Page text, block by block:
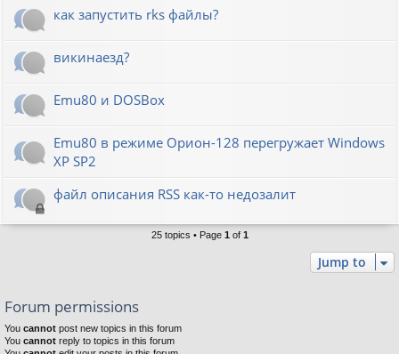
как запустить rks файлы?
викинаезд?
Emu80 и DOSBox
Emu80 в режиме Орион-128 перегружает Windows
XP SP2
файл описания RSS как-то недозалит
25 topics • Page 1 of 1
Jump to
Forum permissions
You cannot post new topics in this forum
You cannot reply to topics in this forum